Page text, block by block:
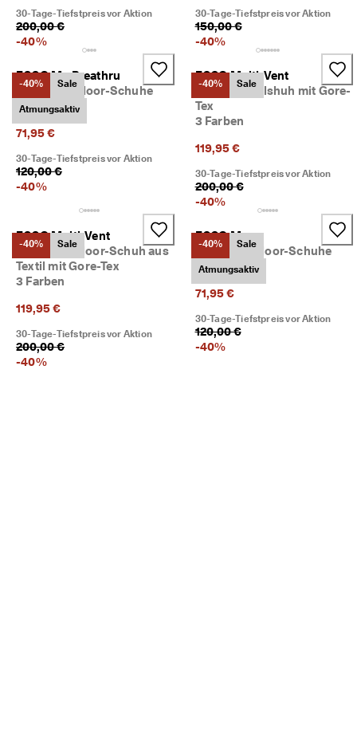
30-Tage-Tiefstpreis vor Aktion
200,00 €
-40%
30-Tage-Tiefstpreis vor Aktion
150,00 €
-40%
-40% Sale
Atmungsaktiv
ECCO Mx Breathru
Damen Outdoor-Schuhe
3 Farben
71,95 €
30-Tage-Tiefstpreis vor Aktion
120,00 €
-40%
-40% Sale
ECCO Multi-Vent
Damen Textilshuh mit Gore-
Tex
3 Farben
119,95 €
30-Tage-Tiefstpreis vor Aktion
200,00 €
-40%
-40% Sale
ECCO Multi-Vent
Herren Outdoor-Schuh aus
Textil mit Gore-Tex
3 Farben
119,95 €
30-Tage-Tiefstpreis vor Aktion
200,00 €
-40%
-40% Sale
Atmungsaktiv
ECCO Mx
Damen Outdoor-Schuhe
3 Farben
71,95 €
30-Tage-Tiefstpreis vor Aktion
120,00 €
-40%